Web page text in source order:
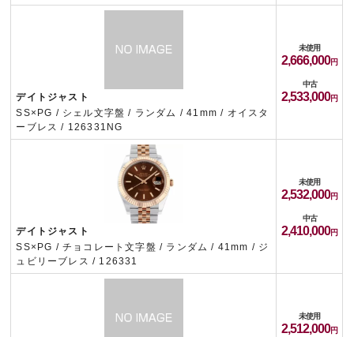
デイトジャスト
SS×PG / シェル文字盤 / ランダム / 41mm / オイスタ
ーブレス / 126331NG
未使用
2,666,000
中古
2,533,000
デイトジャスト
SS×PG / チョコレート文字盤 / ランダム / 41mm / ジ
ュビリーブレス / 126331
未使用
2,532,000
中古
2,410,000
未使用
2,512,000